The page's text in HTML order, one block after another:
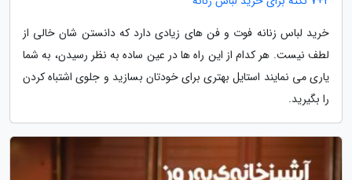
خرید لباس زنانه فوت و فن های زیادی دارد که دانستن شان خالی از
لطف نیست. هر کدام از این راه ها در عین ساده به نظر رسیدن، به شما
یاری می نمایند استایل بهتری برای خودتان بسازید و جلوی اشتباه کردن
را بگیرید.